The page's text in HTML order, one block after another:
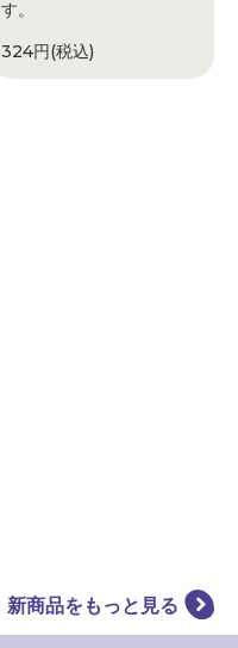
す。
324円(税込)
新商品をもっと見る